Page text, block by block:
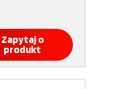
Zapytaj o
produkt